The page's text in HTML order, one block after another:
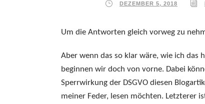
DEZEMBER 5, 2018
Um die Antworten gleich vorweg zu
Aber wenn das so klar wäre, wie ich
beginnen wir doch von vorne. Dabei
Sperrwirkung der DSGVO diesen
meiner Feder, lesen möchten. Letzterer